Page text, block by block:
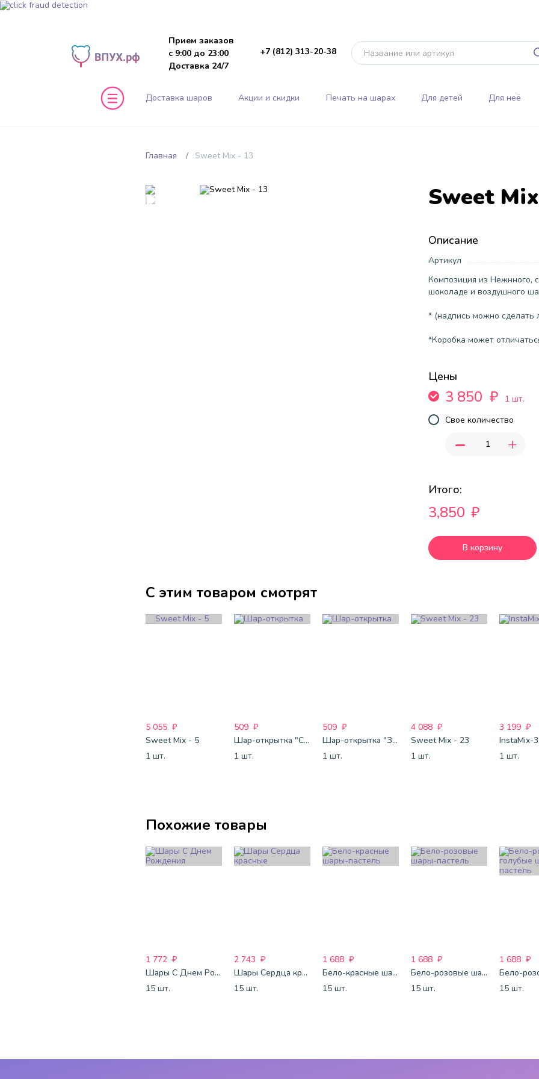
Прием заказов
с 9:00 до 23:00
Доставка 24/7
+7 (812) 313-20-38
Доставка шаров Акции и скидки Печать на шарах Для детей Для неё
Главная Sweet Mix - 13
Sweet
Описание
Артикул
Композиция из Нежнного,
шоколаде и воздушного
* (надпись можно сделать
*Коробка может
Цены
3 850 ₽
1 шт.
Свое количество
- +
Итого:
3,850 ₽
В корзину
С этим товаром смотрят
5 055 ₽
Sweet Mix - 5
1 шт.
509 ₽
Шар-открытка "Сердце" (45 см) - 2
1 шт.
509 ₽
Шар-открытка "Звезда" (45 см) - 1
1 шт.
4 088 ₽
Sweet Mix - 23
1 шт.
3 199 ₽
InstaMix-
1 шт.
Похожие товары
1 772 ₽
Шары С Днем Рождения
15 шт.
2 743 ₽
Шары Сердца красные
15 шт.
1 688 ₽
Бело-красные шары-пастель
15 шт.
1 688 ₽
Бело-розовые шары-пастель
15 шт.
1 688 ₽
15 шт.